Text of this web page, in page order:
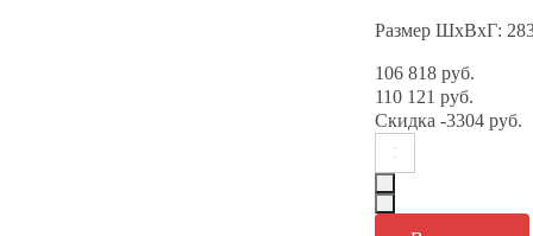
Размер ШхВхГ:
106 818 руб.
110 121 руб.
Скидка -3304 руб.